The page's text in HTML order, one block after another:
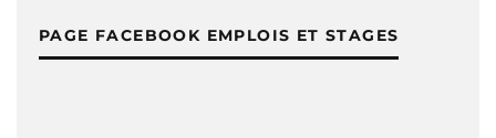
PAGE FACEBOOK EMPLOIS ET STAGES